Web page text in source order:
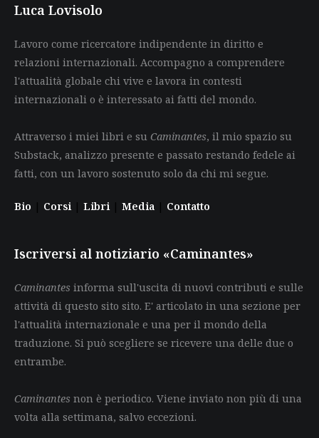
Luca Lovisolo
Lavoro come ricercatore indipendente in diritto e
relazioni internazionali. Accompagno a comprendere
l'attualità globale chi vive e lavora in contesti
internazionali o è interessato ai fatti del mondo.
Attraverso i miei libri e su Caminantes, il mio spazio su
Substack, analizzo presente e passato restando fedele ai
fatti, con un lavoro sostenuto solo da chi mi segue.
Bio | Corsi | Libri | Media | Contatto
Iscriversi al notiziario «Caminantes»
Caminantes informa sull'uscita di nuovi contributi e sulle
attività di questo sito sito. E' articolato in una sezione per
l'attualità internazionale e una per il mondo della
traduzione. Si può scegliere se ricevere una delle due o
entrambe.
Caminantes non è periodico. Viene inviato non più di una
volta alla settimana, salvo eccezioni.